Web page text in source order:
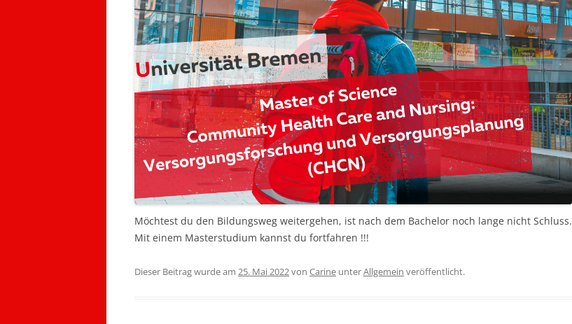
Möchtest du den Bildungsweg weitergehen, ist nach dem Bachelor noch lange nicht Schluss.
Mit einem Masterstudium kannst du fortfahren !!!
Dieser Beitrag wurde am 25. Mai 2022von Carine unterAllgemein veröffentlicht.